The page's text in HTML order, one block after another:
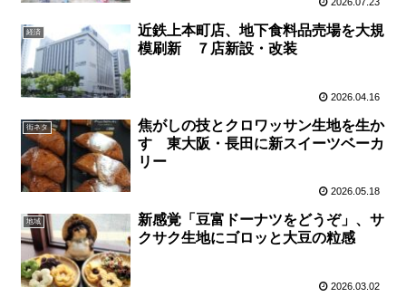
経済
近鉄上本町店、地下食料品売場を大規
模刷新 ７店新設・改装
2026.04.16
街ネタ
焦がしの技とクロワッサン生地を生か
す 東大阪・長田に新スイーツベーカ
リー
2026.05.18
地域
新感覚「豆富ドーナツをどうぞ」、サ
クサク生地にゴロッと大豆の粒感
2026.03.02